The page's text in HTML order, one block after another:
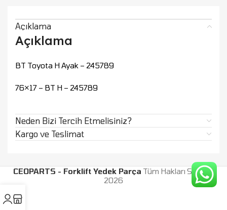
Açıklama
Açıklama
BT Toyota H Ayak – 245789
76×17 – BT H – 245789
Neden Bizi Tercih Etmelisiniz?
Kargo ve Teslimat
CEOPARTS - Forklift Yedek Parça Tüm Hakları Saklıdır.
2026